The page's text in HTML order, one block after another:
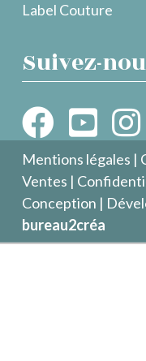
Label Couture
Suivez-
Mentions légales |
Ventes |
Conception |
bureau2créa